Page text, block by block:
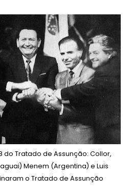
do Tratado de Assunção: Collor,
Menem (Argentina) e Luis
o Tratado de Assunção